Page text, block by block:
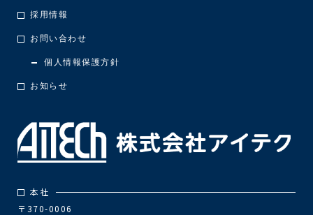
採用情報
お問い合わせ
個人情報保護方針
お知らせ
本社
〒370-0006